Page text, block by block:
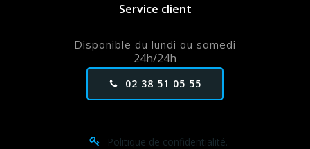
Service client
Disponible du lundi au samedi
24h/24h
02 38 51 05 55
Politique de confidentialité.